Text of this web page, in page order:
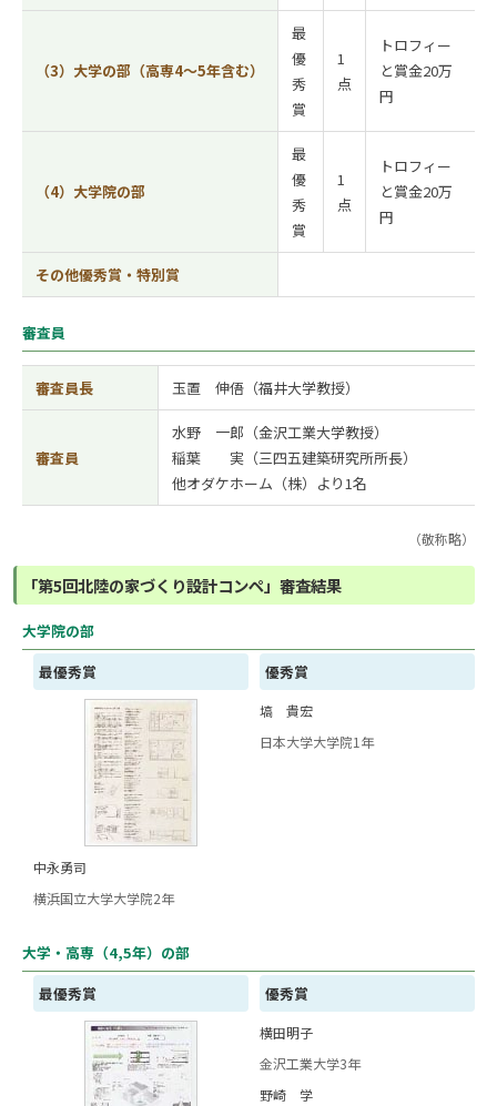
（3）大学の部（高専4～5年含む）
最
優
秀
賞
1
点
トロフィー
と賞金20万
円
（4）大学院の部
最
優
秀
賞
1
点
トロフィー
と賞金20万
円
その他優秀賞・特別賞
審査員
審査員長 玉置 伸俉（福井大学教授）
審査員
水野 一郎（金沢工業大学教授）
稲葉 実（三四五建築研究所所長）
他オダケホーム（株）より1名
（敬称略）
「第5回北陸の家づくり設計コンペ」審査結果
大学院の部
最優秀賞
中永勇司
横浜国立大学大学院2年
優秀賞
塙 貴宏
日本大学大学院1年
大学・高専（4,5年）の部
最優秀賞
優秀賞
横田明子
金沢工業大学3年
野崎 学